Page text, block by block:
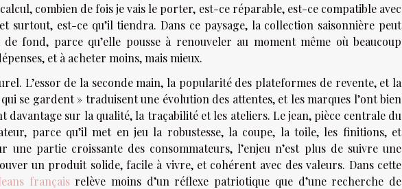
combien de fois je vais le porter, est-ce réparable, est-ce compatible avec
surtout, est-ce qu’il tiendra. Dans ce paysage, la collection saisonnière peut
fond, parce qu’elle pousse à renouveler au moment même où beaucoup
et à acheter moins, mais mieux.
L’essor de la seconde main, la popularité des plateformes de revente, et la
se gardent » traduisent une évolution des attentes, et les marques l’ont bien
davantage sur la qualité, la traçabilité et les ateliers. Le jean, pièce centrale du
parce qu’il met en jeu la robustesse, la coupe, la toile, les finitions, et
une partie croissante des consommateurs, l’enjeu n’est plus de suivre une
un produit solide, facile à vivre, et cohérent avec des valeurs. Dans cette
françaisrelève moins d’un réflexe patriotique que d’une recherche de